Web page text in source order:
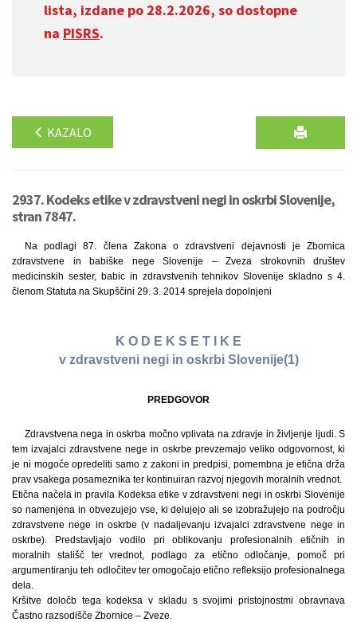
lista, izdane po 28.2.2026, so dostopne
na PISRS.
KAZALO
2937. Kodeks etike v zdravstveni negi in oskrbi Slovenije,
stran 7847.
Na podlagi 87. člena Zakona o zdravstveni dejavnosti je Zbornica
zdravstvene in babiške nege Slovenije – Zveza strokovnih društev
medicinskih sester, babic in zdravstvenih tehnikov Slovenije skladno s 4.
členom Statuta na Skupščini 29. 3. 2014 sprejela dopolnjeni
K O D E K S E T I K E
v zdravstveni negi in oskrbi Slovenije(1)
PREDGOVOR
Zdravstvena nega in oskrba močno vplivata na zdravje in življenje ljudi. S
tem izvajalci zdravstvene nege in oskrbe prevzemajo veliko odgovornost, ki
je ni mogoče opredeliti samo z zakoni in predpisi, pomembna je etična drža
prav vsakega posameznika ter kontinuiran razvoj njegovih moralnih vrednot.
Etična načela in pravila Kodeksa etike v zdravstveni negi in oskrbi Slovenije
so namenjena in obvezujejo vse, ki delujejo ali se izobražujejo na področju
zdravstvene nege in oskrbe (v nadaljevanju izvajalci zdravstvene nege in
oskrbe). Predstavljajo vodilo pri oblikovanju profesionalnih etičnih in
moralnih stališč ter vrednot, podlago za etično odločanje, pomoč pri
argumentiranju teh odločitev ter omogočajo etično refleksijo profesionalnega
dela.
Kršitve določb tega kodeksa v skladu s svojimi pristojnostmi obravnava
Častno razsodišče Zbornice – Zveze.